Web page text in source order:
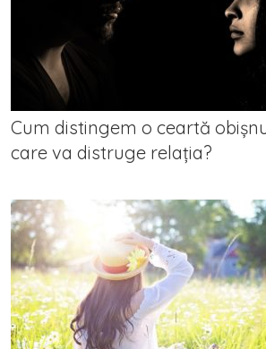
Cum distingem o ceartă
care va distruge relația?